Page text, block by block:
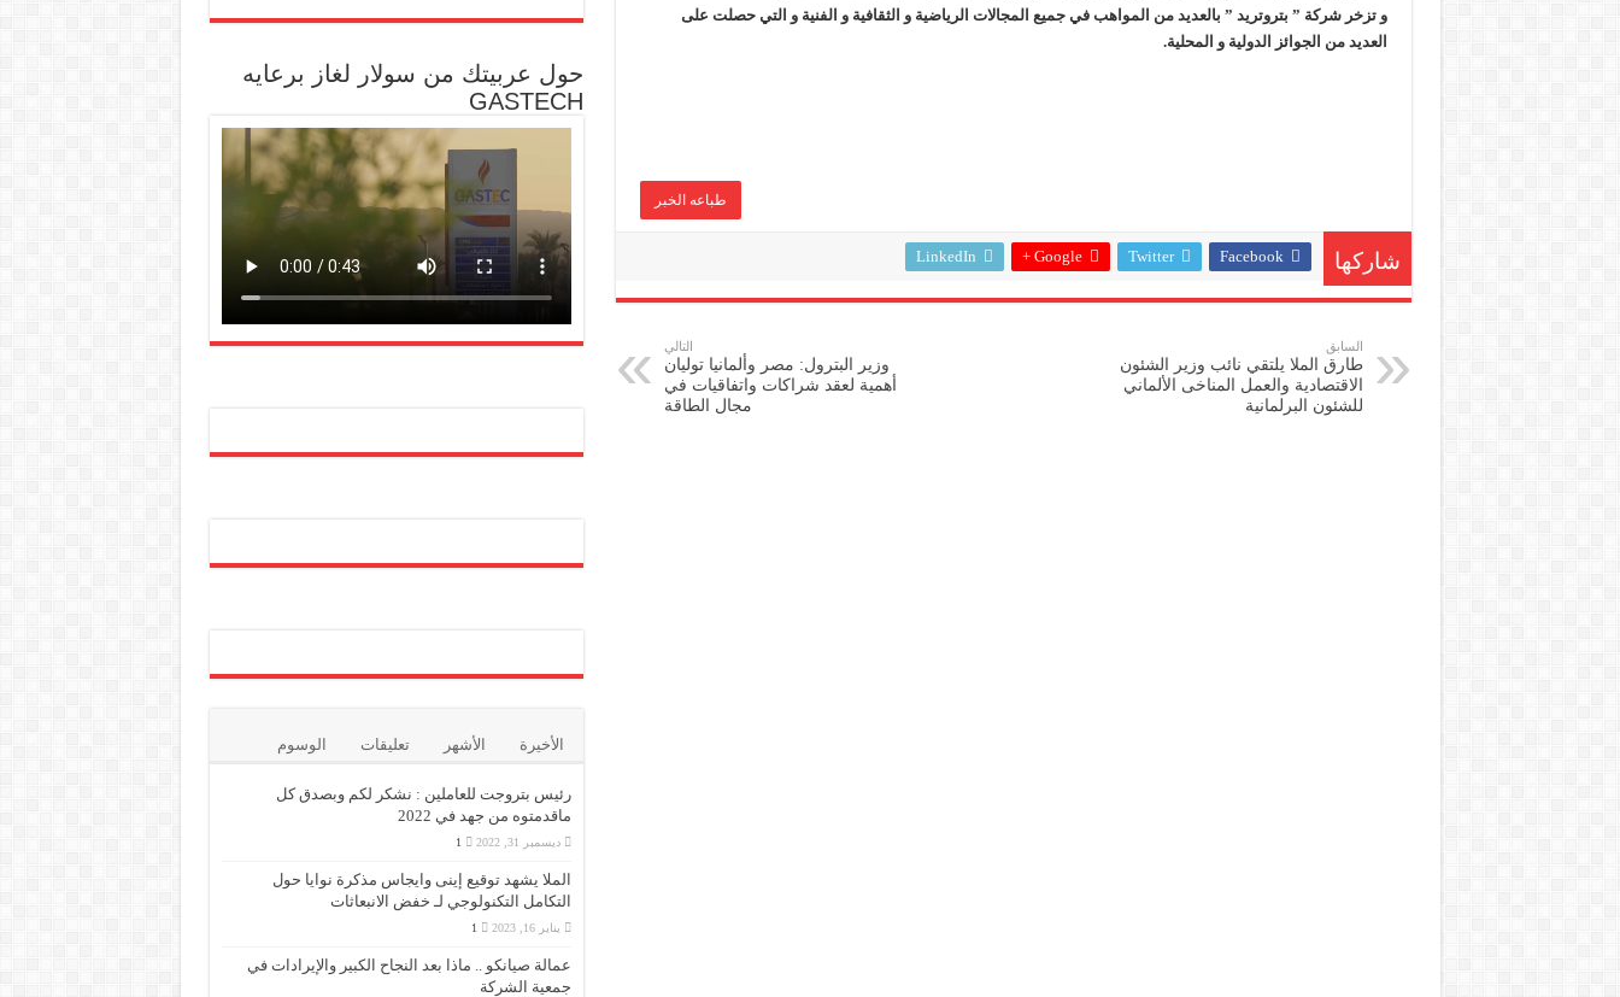
و تزخر شركة ” بتروتريد ” بالعديد من المواهب في جميع المجالات الرياضية و الثقافية و الفنية و التي حصلت على
العديد من الجوائز الدولية و المحلية.
طباعه الخبر
شاركها Facebook
Twitter
Google +
LinkedIn
السابق
طارق الملا يلتقي نائب وزير الشئون
الاقتصادية والعمل المناخى الألماني
للشئون البرلمانية
التالي
وزير البترول: مصر وألمانيا توليان
أهمية لعقد شراكات واتفاقيات في
مجال الطاقة
حول عربيتك من سولار لغاز برعايه
GASTECH
الأخيرة الأشهر تعليقات الوسوم
رئيس بتروجت للعاملين : نشكر لكم وبصدق كل
ماقدمتوه من جهد في 2022
ديسمبر 31, 2022 1
الملا يشهد توقيع إينى وايجاس مذكرة نوايا حول
التكامل التكنولوجي لـ خفض الانبعاثات
يناير 16, 2023 1
عمالة صيانكو .. ماذا بعد النجاح الكبير والإيرادات في
جمعية الشركة